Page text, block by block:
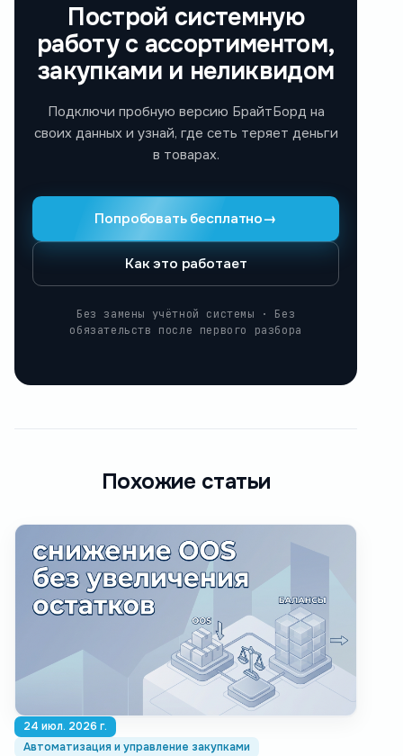
Построй системную
работу с ассортиментом,
закупками и неликвидом
Подключи пробную версию БрайтБорд на
своих данных и узнай, где сеть теряет деньги
в товарах.
Попробовать бесплатно→
Как это работает
Без замены учётной системы · Без
обязательств после первого разбора
Похожие статьи
24 июл. 2026 г.
Автоматизация и управление закупками